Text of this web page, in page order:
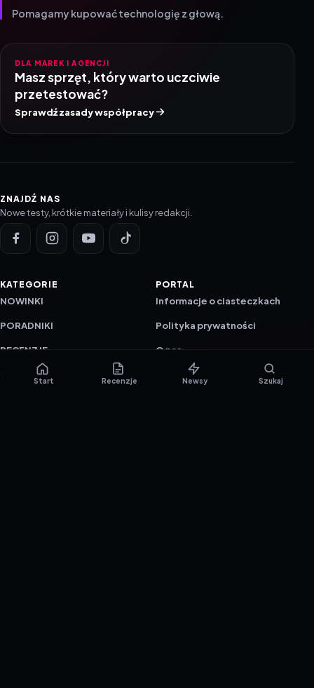
Pomagamy kupować technologię z głową.
DLA MAREK I AGENCJI
Masz sprzęt, który warto uczciwie
przetestować?
Sprawdź zasady współpracy
ZNAJDŹ NAS
Nowe testy, krótkie materiały i kulisy redakcji.
KATEGORIE
NOWINKI
PORADNIKI
RECENZJE
TESTY GIER
PORTAL
Informacje o ciasteczkach
Polityka prywatności
O nas
Skład redakcji
Start Recenzje Newsy Szukaj